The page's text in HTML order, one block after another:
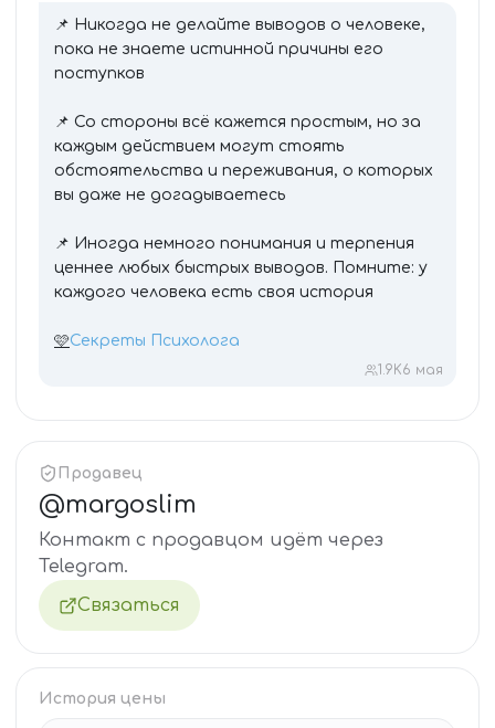
📌 Никогда не делайте выводов о человеке,
пока не знаете истинной причины его
поступков
📌 Со стороны всё кажется простым, но за
каждым действием могут стоять
обстоятельства и переживания, о которых
вы даже не догадываетесь
📌 Иногда немного понимания и терпения
ценнее любых быстрых выводов. Помните: у
каждого человека есть своя история
🩷Секреты Психолога
1.9K6 мая
Продавец
@margoslim
Контакт с продавцом идёт через
Telegram.
Связаться
История цены